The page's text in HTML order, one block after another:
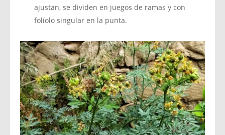
ajustan, se dividen en juegos de ramas y con
folíolo singular en la punta.